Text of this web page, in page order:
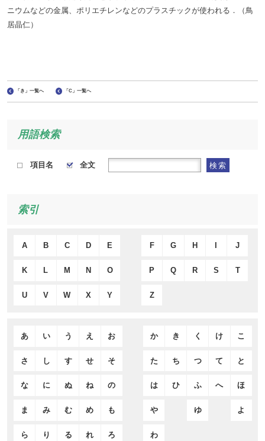
ニウムなどの金属、ポリエチレンなどのプラスチックが使われる．（鳥
居晶仁）
「き」一覧へ 「C」一覧へ
用語検索
項目名 全文 検索
索引
A B C D E F G H J
K L M N O P Q R S T
U V W X Y Z
あ い う え お か き く け こ
さ し す せ そ た ち つ て と
な に ぬ ね の は ひ ふ へ ほ
ま み む め も や ゆ よ
ら り る れ ろ わ